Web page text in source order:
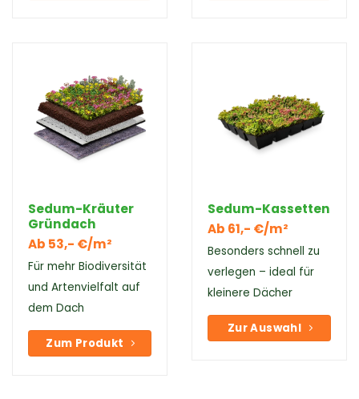
Sedum-Kräuter
Gründach
Ab 53,- €/m²
Für mehr Biodiversität
und Artenvielfalt auf
dem Dach
Zum Produkt
Sedum-Kassetten
Ab 61,- €/m²
Besonders schnell zu
verlegen – ideal für
kleinere Dächer
Zur Auswahl